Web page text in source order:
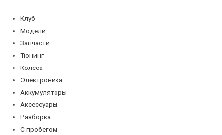
содержимому
Клуб
Модели
Запчасти
Тюнинг
Колеса
Электроника
Аккумуляторы
Аксессуары
Разборка
С пробегом